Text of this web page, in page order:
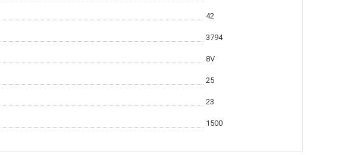
42
3794
8V
25
23
1500